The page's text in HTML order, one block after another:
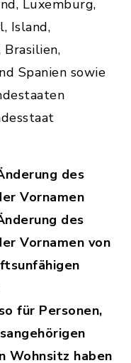
Luxemburg,
Island,
Brasilien,
Spanien sowie
des
Vornamen
des
Vornamen von
für Personen,
Wohnsitz haben